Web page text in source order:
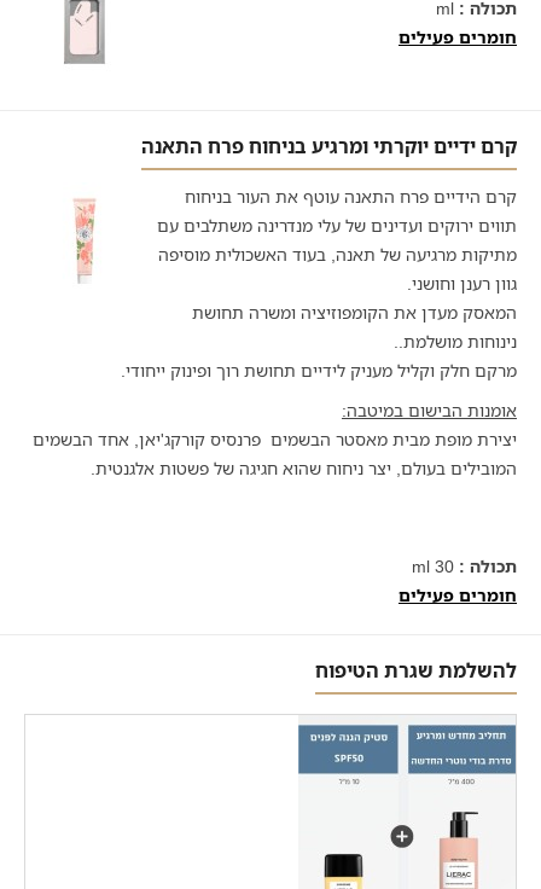
תכולה : ml
חומרים פעילים
קרם ידיים יוקרתי ומרגיע בניחוח פרח התאנה
קרם הידיים פרח התאנה עוטף את העור בניחוח
תווים ירוקים ועדינים של עלי מנדרינה משתלבים עם
מתיקות מרגיעה של תאנה, בעוד האשכולית מוסיפה
גוון רענן וחושני.
המאסק מעדן את הקומפוזיציה ומשרה תחושת
נינוחות מושלמת..
מרקם חלק וקליל מעניק לידיים תחושת רוך ופינוק ייחודי.
אומנות הבישום במיטבה:
יצירת מופת מבית מאסטר הבשמים פרנסיס קורקג'יאן, אחד הבשמים
המובילים בעולם, יצר ניחוח שהוא חגיגה של פשטות אלגנטית.
תכולה : 30 ml
חומרים פעילים
להשלמת שגרת הטיפוח